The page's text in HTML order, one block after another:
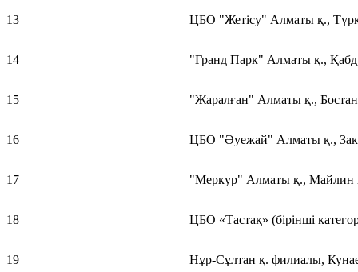
13 ЦБО "Жетісу" Алматы қ.,
14 "Гранд Парк" Алматы қ.,
15 "Жаралған" Алматы қ.,
16 ЦБО "Әуежай" Алматы қ.,
17 "Меркур" Алматы қ., Майлин
18 ЦБО «Тастақ» (бірінші
19 Нұр-Сұлтан қ. филиалы,